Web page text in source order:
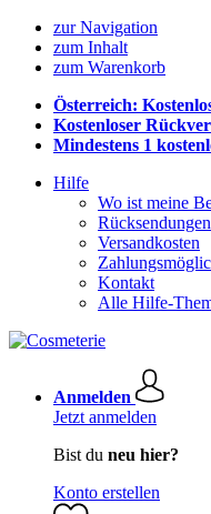
zur Navigation
zum Inhalt
zum Warenkorb
Österreich:
Kostenloser
Mindestens 1
Hilfe
Wo ist meine
Rücksendungen
Versandkosten
Kontakt
Alle Hilfe-
Anmelden
Jetzt anmelden
Bist du neu hier?
Konto erstellen